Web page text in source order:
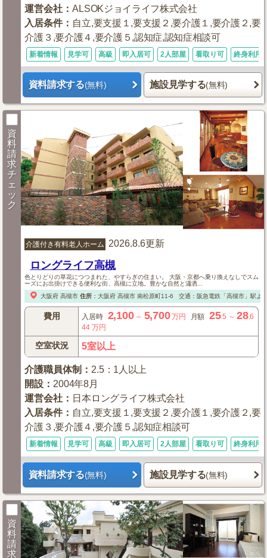
運営会社 ：ALSOKジョイライフ株式会社
入居条件： 自立,要支援１,要支援２,要介護１,要介護２,要
介護３,要介護４,要介護５,認知症,認知症相談可
新着情報 見学可 高級 即入居可 2人部屋 看取り可 終身利用
資料請求する(無料) 施設見学する(無料)
資
料
請
求
チ
ェ
ッ
ク
介護付き有料老人ホーム 2026.8.6更新
ロングライフ高槻
色とりどりの草花につつまれた、やすらぎの住まい。 大阪・京都へ乗り換えなしでスム
ーズにお出掛けできる便利な街、高槻に立地。豊かな自然と瀟洒...
大阪府 高槻市 住所： 大阪府 高槻市南松原町11-6 交通：阪急電鉄「高槻市」駅よ
費用 入居時 2,100～ 5,700万円 月額 25.5 ～28.6
44 万円
空室状況 5室以上
介護職員体制 ： 2.5：1人以上
開設 ： 2004年8月
運営会社 ： 日本ロングライフ株式会社
入居条件： 自立,要支援１,要支援２,要介護１,要介護２,要
介護３,要介護４,要介護５,認知症相談可
新着情報 見学可 高級 即入居可 2人部屋 看取り可 終身利用
資料請求する(無料) 施設見学する(無料)
資
料
請
求